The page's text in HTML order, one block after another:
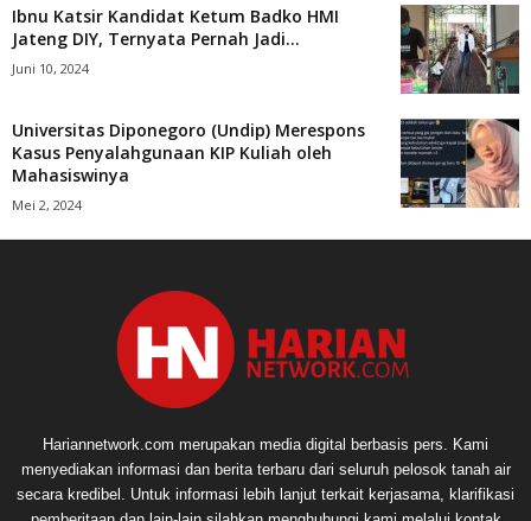
Ibnu Katsir Kandidat Ketum Badko HMI
Jateng DIY, Ternyata Pernah Jadi...
Juni 10, 2024
Universitas Diponegoro (Undip) Merespons
Kasus Penyalahgunaan KIP Kuliah oleh
Mahasiswinya
Mei 2, 2024
Hariannetwork.com merupakan media digital berbasis pers. Kami
menyediakan informasi dan berita terbaru dari seluruh pelosok tanah air
secara kredibel. Untuk informasi lebih lanjut terkait kerjasama, klarifikasi